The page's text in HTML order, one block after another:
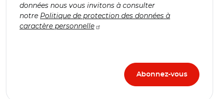
données nous vous invitons à consulter
notre Politique de protection des données à
caractère personnelle